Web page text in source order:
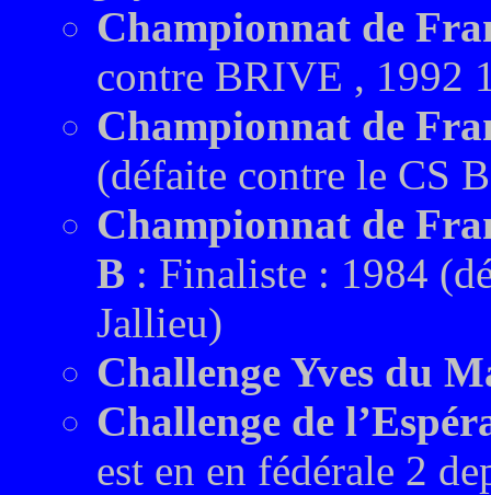
Championnat de
contre BRIVE , 1992
Championnat de
(défaite contre le CS
Championnat de
B : Finaliste : 1984
Jallieu)
Challenge Yves du
Challenge de
est en en fédérale 2